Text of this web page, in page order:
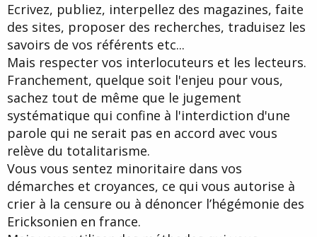
Ecrivez, publiez, interpellez des magazines, faite
des sites, proposer des recherches, traduisez les
savoirs de vos référents etc...
Mais respecter vos interlocuteurs et les lecteurs.
Franchement, quelque soit l'enjeu pour vous,
sachez tout de même que le jugement
systématique qui confine à l'interdiction d'une
parole qui ne serait pas en accord avec vous
relève du totalitarisme.
Vous vous sentez minoritaire dans vos
démarches et croyances, ce qui vous autorise à
crier à la censure ou à dénoncer l’hégémonie des
Ericksonien en france.